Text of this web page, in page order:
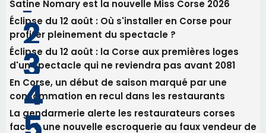
Biguglia : messe de la Sainte-Marie et
procession le 14 août
Les plus lus
Satine Nomary est la nouvelle Miss Corse 2026
Éclipse du 12 août : Où s'installer en Corse pour